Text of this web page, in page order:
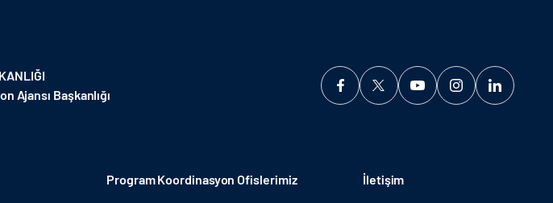
Ajansı Başkanlığı
Program Koordinasyon Ofislerimiz İletişim